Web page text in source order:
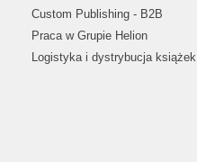
Custom Publishing - B2B
Praca w Grupie Helion
Logistyka i dystrybucja książek